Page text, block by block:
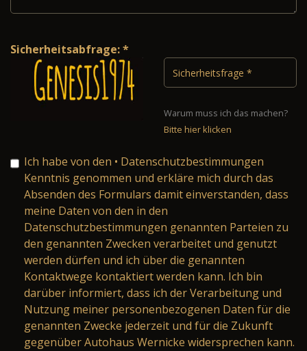
Sicherheitsabfrage: *
Warum muss ich das machen?
Bitte hier klicken
Ich habe von den • Datenschutzbestimmungen
Kenntnis genommen und erkläre mich durch das
Absenden des Formulars damit einverstanden, dass
meine Daten von den in den
Datenschutzbestimmungen genannten Parteien zu
den genannten Zwecken verarbeitet und genutzt
werden dürfen und ich über die genannten
Kontaktwege kontaktiert werden kann. Ich bin
darüber informiert, dass ich der Verarbeitung und
Nutzung meiner personenbezogenen Daten für die
genannten Zwecke jederzeit und für die Zukunft
gegenüber Autohaus Wernicke widersprechen kann.